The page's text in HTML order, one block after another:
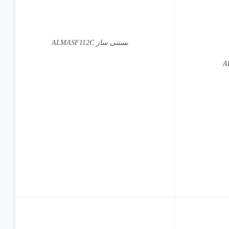
بستنی ساز ALMASF112C